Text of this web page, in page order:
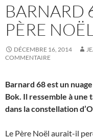
BARNARD
PÈRE NOËL
DÉCEMBRE 16, 2014
COMMENTAIRE
Barnard 68 est un
Bok. Il ressemble à une
dans la constellation
Le Père Noël aurait-il